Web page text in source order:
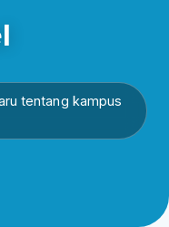
tentang kampus